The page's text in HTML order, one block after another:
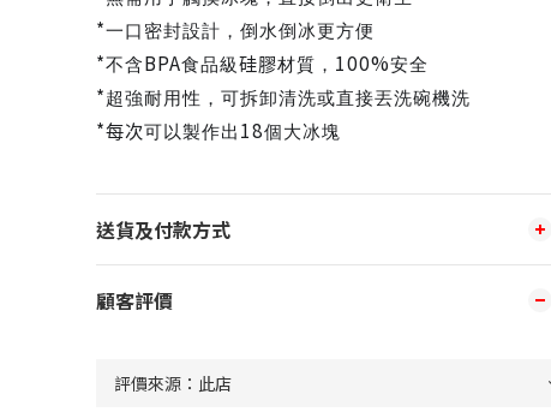
*一口密封設計，倒水倒冰更方便
*不含BPA食品級硅膠材質， 100%安全
*超強耐用性，可拆卸清洗或直接丟洗碗機洗
*每次可以製作出 18個大冰塊
送貨及付款方式
顧客評價